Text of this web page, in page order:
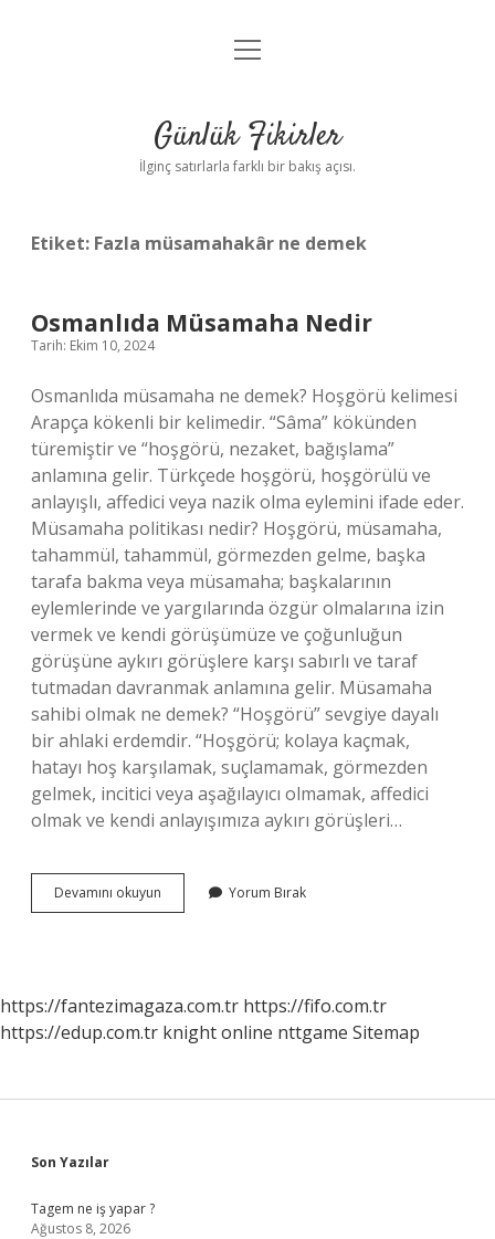
Anasayfa
Yasal Uyarı
menüyü
Günlük Fikirler
İlginç satırlarla farklı bir bakış açısı.
Etiket: Fazla müsamahakâr ne demek
Osmanlıda Müsamaha Nedir
Tarih: Ekim 10, 2024
Osmanlıda müsamaha ne demek? Hoşgörü kelimesi
Arapça kökenli bir kelimedir. “Sâma” kökünden
türemiştir ve “hoşgörü, nezaket, bağışlama”
anlamına gelir. Türkçede hoşgörü, hoşgörülü ve
anlayışlı, affedici veya nazik olma eylemini ifade eder.
Müsamaha politikası nedir? Hoşgörü, müsamaha,
tahammül, tahammül, görmezden gelme, başka
tarafa bakma veya müsamaha; başkalarının
eylemlerinde ve yargılarında özgür olmalarına izin
vermek ve kendi görüşümüze ve çoğunluğun
görüşüne aykırı görüşlere karşı sabırlı ve taraf
tutmadan davranmak anlamına gelir. Müsamaha
sahibi olmak ne demek? “Hoşgörü” sevgiye dayalı
bir ahlaki erdemdir. “Hoşgörü; kolaya kaçmak,
hatayı hoş karşılamak, suçlamamak, görmezden
gelmek, incitici veya aşağılayıcı olmamak, affedici
olmak ve kendi anlayışımıza aykırı görüşleri…
Devamını okuyun Osmanlıda
Müsamaha
Yorum Bırak
https://fantezimagaza.com.tr https://fifo.com.tr
https://edup.com.tr knight online nttgame Sitemap
Sidebar
Son Yazılar
Tagem ne iş yapar ?
Ağustos 8, 2026